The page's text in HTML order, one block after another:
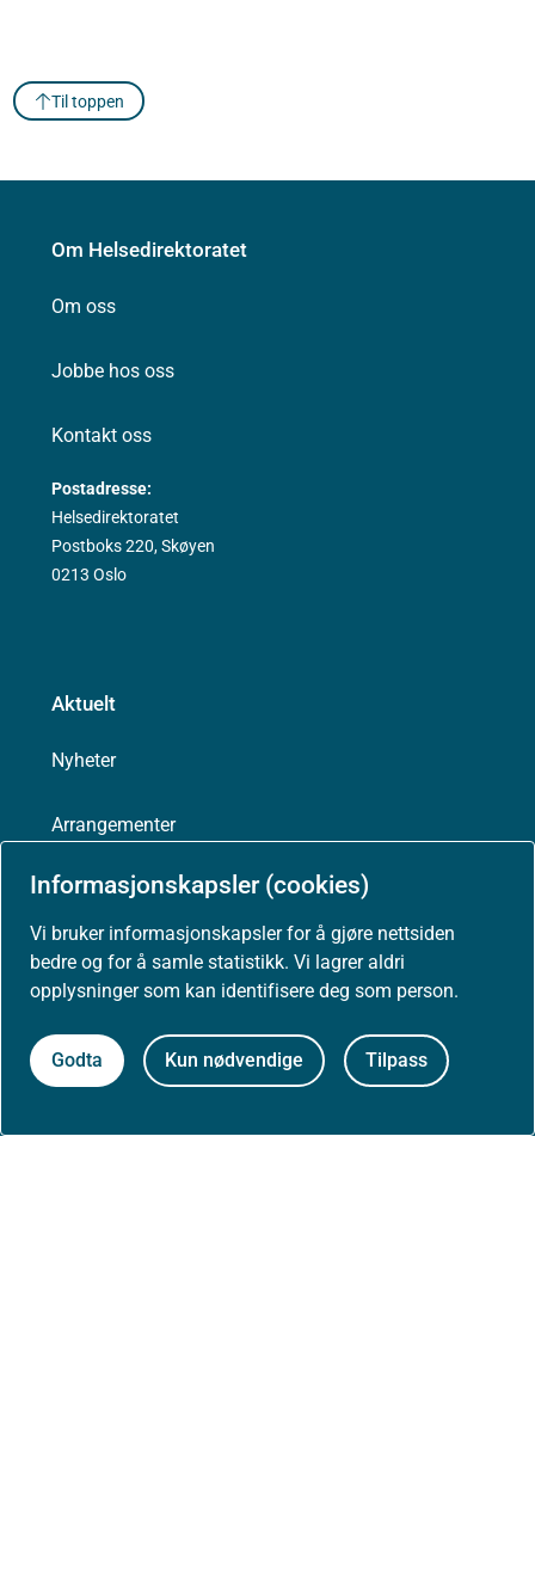
Informasjonskapsler (cookies)
Vi bruker informasjonskapsler for å gjøre nettsiden
bedre og for å samle statistikk. Vi lagrer aldri
opplysninger som kan identifisere deg som person.
Godta Kun nødvendige Tilpass
Til toppen
Om Helsedirektoratet
Om oss
Jobbe hos oss
Kontakt oss
Postadresse:
Helsedirektoratet
Postboks 220, Skøyen
0213 Oslo
Aktuelt
Nyheter
Arrangementer
Høringer
Presse
Om nettstedet